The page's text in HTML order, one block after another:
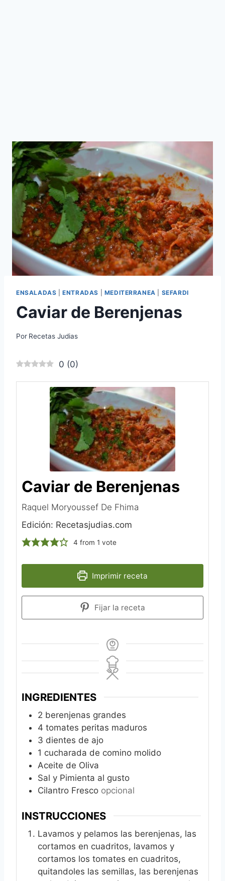
ENSALADAS |ENTRADAS MEDITERRANEA SEFARDI
Caviar de Berenjenas
Por Recetas Judias
0 (0)
Caviar de Berenjenas
Raquel Moryoussef De Fhima‎
Edición: Recetasjudias.com
4 from 1 vote
Imprimir receta
Fijar la receta
INGREDIENTES
2 berenjenas grandes
4 tomates peritas maduros
3 dientes de ajo
1 cucharada de comino molido
Aceite de Oliva
Sal y Pimienta al gusto
Cilantro Fresco opcional
INSTRUCCIONES
Lavamos y pelamos las berenjenas, las
cortamos en cuadritos, lavamos y
cortamos los tomates en cuadritos,
quitandoles las semillas, las berenjenas